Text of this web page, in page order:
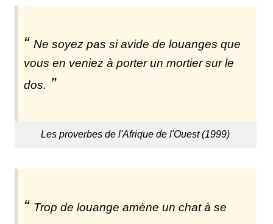
Ne soyez pas si avide de louanges que
vous en veniez à porter un mortier sur le
dos.
Les proverbes de l'Afrique de l'Ouest (1999)
Trop de louange amène un chat à se